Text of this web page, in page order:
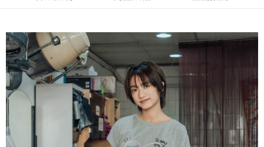
１．簡單：不需註冊會員、不需綁卡、不需儲值。
２．便利：只要手機號碼，簡訊認證，即可結帳。
３．安心：先確認商品／服務後，再付款。
【「AFTEE先享後付」結帳流程】
１．於結帳方式選擇「AFTEE先享後付」後，將跳轉至「AFTEE先享後付」
結帳頁面，進行簡訊認證並確認金額後，即可完成結帳。
２．訂單成立數日內，您將收到繳費通知簡訊。
３．收到繳費通知簡訊後14天內，點擊此簡訊中的連結，可透過四大超商／
ATM／網路銀行／等多元方式進行付款，方視為交易完成。
※ 請注意：結帳手續完成當下不需立刻繳費，但若您需要取消訂單，請聯絡
運送方式
全家付款取貨
每筆NT$80，滿NT$1,200(含以上)免運費
7-11付款取貨
每筆NT$80，滿NT$1,200(含以上)免運費
宅配